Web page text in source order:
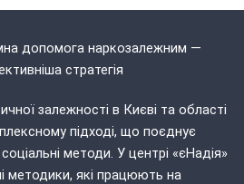
допомога наркозалежним —
стратегія
залежності в Києві та області
підході, що поєднує
методи. У центрі «єНадія»
методики, які працюють на